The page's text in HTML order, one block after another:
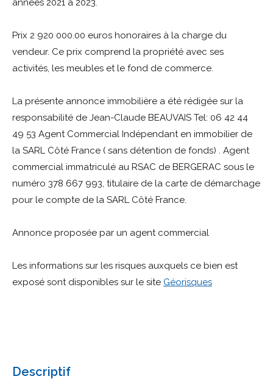
Prix 2 920 000.00 euros honoraires à la charge du
vendeur. Ce prix comprend la propriété avec ses
activités, les meubles et le fond de commerce.
La présente annonce immobilière a été rédigée sur la
responsabilité de Jean-Claude BEAUVAIS Tel: 06 42 44
49 53 Agent Commercial Indépendant en immobilier de
la SARL Côté France ( sans détention de fonds) . Agent
commercial immatriculé au RSAC de BERGERAC sous le
numéro 378 667 993, titulaire de la carte de démarchage
pour le compte de la SARL Côté France.
Annonce proposée par un agent commercial
Les informations sur les risques auxquels ce bien est
exposé sont disponibles sur le site Géorisques
descriptif